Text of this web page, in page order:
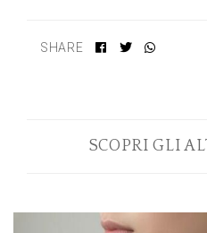
SHARE
SCOPRI GLI